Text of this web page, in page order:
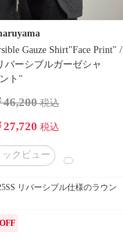
Gauze Shirt"Face Print" /
バーシブルガーゼシャ
ト"
46,200税込
27,720 税込
ックビュー
リバーシブル仕様のラウン